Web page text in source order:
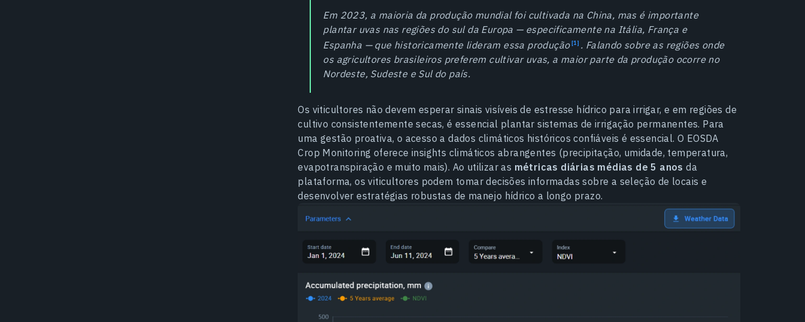
Em 2023, a maioria da produção mundial foi cultivada na China, mas é importante
plantar uvas nas regiões do sul da Europa — especificamente na Itália, França e
Espanha — que historicamente lideram essa produção
. Falando sobre as regiões onde
os agricultores brasileiros preferem cultivar uvas, a maior parte da produção ocorre no
Nordeste, Sudeste e Sul do país.
Os viticultores não devem esperar sinais visíveis de estresse hídrico para irrigar, e em regiões de
cultivo consistentemente secas, é essencial plantar sistemas de irrigação permanentes. Para
uma gestão proativa, o acesso a dados climáticos históricos confiáveis é essencial. O EOSDA
Crop Monitoring oferece insights climáticos abrangentes (precipitação, umidade, temperatura,
evapotranspiração e muito mais). Ao utilizar as métricas diárias médias de 5 anos da
plataforma, os viticultores podem tomar decisões informadas sobre a seleção de locais e
desenvolver estratégias robustas de manejo hídrico a longo prazo.